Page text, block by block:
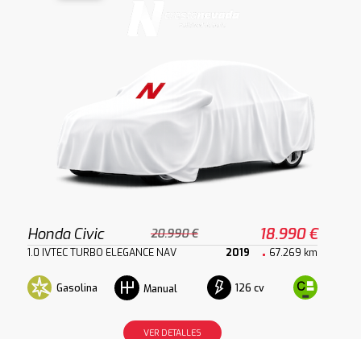
Honda Civic 20.990 € 18.990 €
1.0 IVTEC TURBO ELEGANCE NAV 2019 67.269 km
Gasolina Manual 126 cv
VER DETALLES